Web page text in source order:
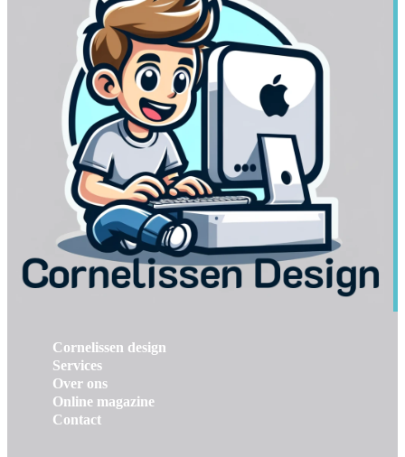
Cornelissen design
Services
Over ons
Online magazine
Contact